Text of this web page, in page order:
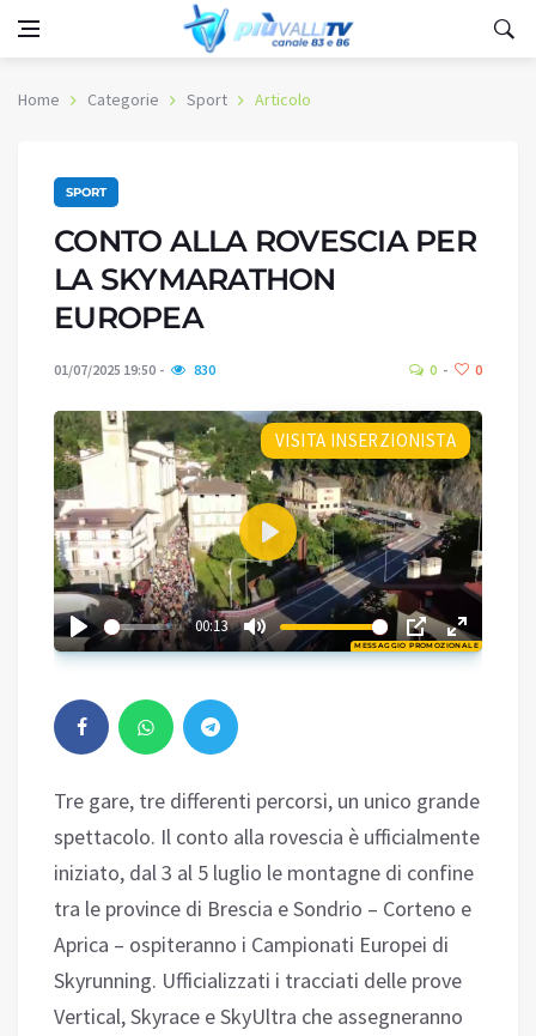
Home Categorie Sport Articolo
SPORT
CONTO ALLA ROVESCIA PER
LA SKYMARATHON
EUROPEA
01/07/2025 19:50 830 0 0
MESSAGGIO PROMOZIONALE
VISITA INSERZIONISTA
00:13
Play
02:32
Tre gare, tre differenti percorsi, un unico grande
spettacolo. Il conto alla rovescia è ufficialmente
iniziato, dal 3 al 5 luglio le montagne di confine
tra le province di Brescia e Sondrio – Corteno e
Aprica – ospiteranno i Campionati Europei di
Skyrunning. Ufficializzati i tracciati delle prove
Vertical, Skyrace e SkyUltra che assegneranno